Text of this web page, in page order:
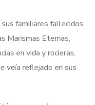
familiares fallecidos
Marismas Eternas,
en vida y rocieras,
veía reflejado en sus